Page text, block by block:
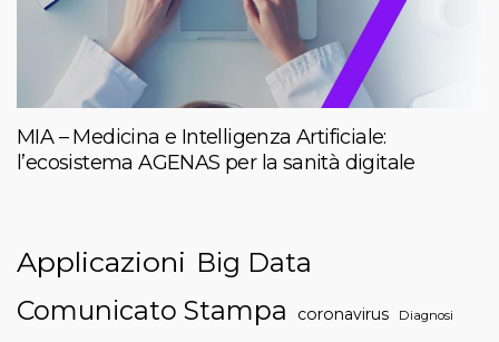
MIA – Medicina e Intelligenza Artificiale:
l’ecosistema AGENAS per la sanità digitale
Applicazioni Big Data
Comunicato Stampa
coronavirus Diagnosi